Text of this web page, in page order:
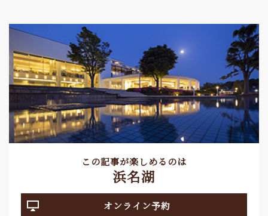
この記事が楽しめるのは
浜名湖
オンライン予約